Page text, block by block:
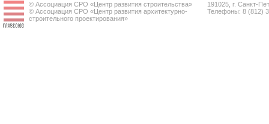
© Ассоциация СРО «Центр развития строительства»
© Ассоциация СРО «Центр развития архитектурно-
строительного проектирования»
191025, г. Санкт-
Телефоны: 8 (812)